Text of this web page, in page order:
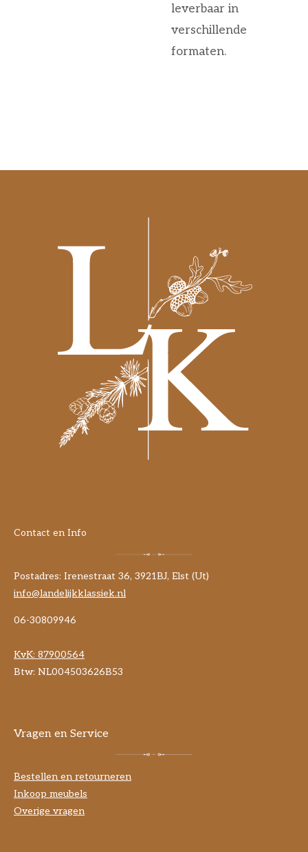
leverbaar in
verschillende
formaten.
Contact en Info
Postadres: Irenestraat 36, 3921BJ, Elst (Ut)
info@landelijkklassiek.nl
06-30809946
KvK: 87900564
Btw: NL004503626B53
Vragen en Service
Bestellen en retourneren
Inkoop meubels
Overige vragen